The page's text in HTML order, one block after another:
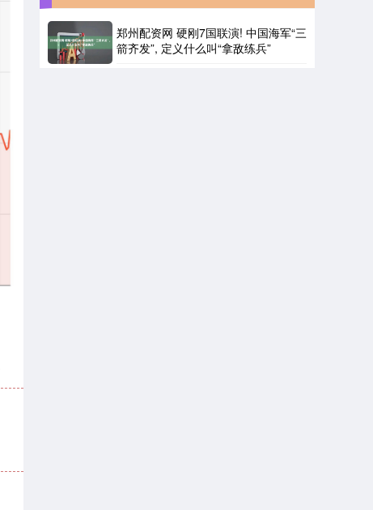
郑州配资网 硬刚7国联演! 中国海军“三
箭齐发”, 定义什么叫“拿敌练兵”